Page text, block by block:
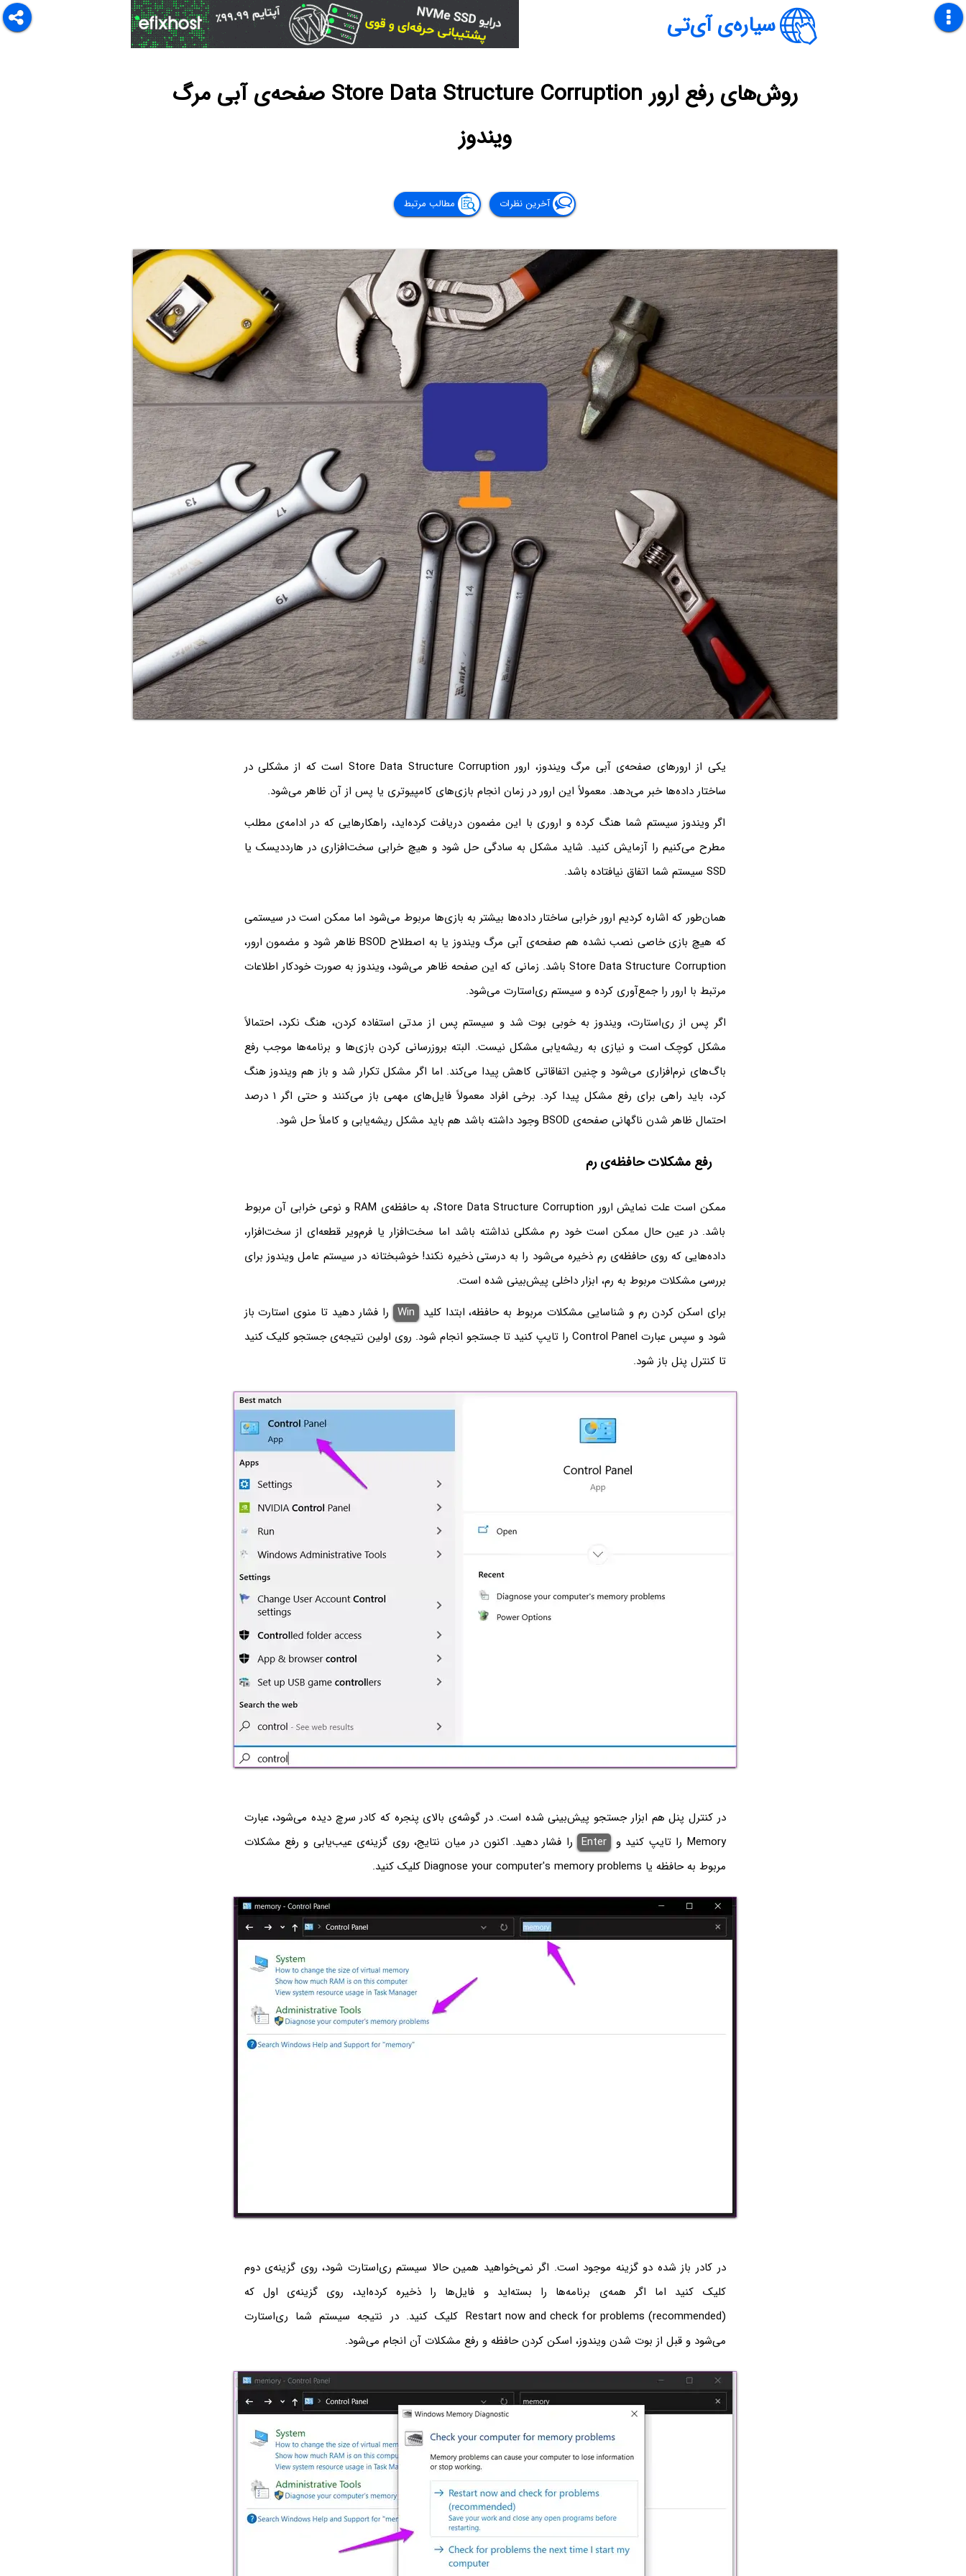
سیاره‌ی آی‌تی
روش‌های رفع ارور Store Data Struc­ture Cor­rup­tion صفحه‌ی آبی مرگ
ویندوز
آخرین نظرات مطالب مرتبط
یکی از ارورهای صفحه‌ی آبی مرگ ویندوز، ارور Store Data Structure Corruption است که از مشکلی در
ساختار داده‌ها خبر می‌دهد. معمولاً این ارور در زمان انجام بازی‌های کامپیوتری یا پس از آن ظاهر می‌شود.
اگر ویندوز سیستم شما هنگ کرده و اروری با این مضمون دریافت کرده‌اید، راهکارهایی که در ادامه‌ی مطلب
مطرح می‌کنیم را آزمایش کنید. شاید مشکل به سادگی حل شود و هیچ خرابی سخت‌افزاری در هارددیسک یا
SSD سیستم شما اتفاق نیافتاده باشد.
همان‌طور که اشاره کردیم ارور خرابی ساختار داده‌ها بیشتر به بازی‌ها مربوط می‌شود اما ممکن است در سیستمی
که هیچ بازی خاصی نصب نشده هم صفحه‌ی آبی مرگ ویندوز یا به اصطلاح BSOD ظاهر شود و مضمون ارور،
Store Data Structure Corruption باشد. زمانی که این صفحه ظاهر می‌شود، ویندوز به صورت خودکار اطلاعات
مرتبط با ارور را جمع‌آوری کرده و سیستم ری‌استارت می‌شود.
اگر پس از ری‌استارت، ویندوز به خوبی بوت شد و سیستم پس از مدتی استفاده کردن، هنگ نکرد، احتمالاً
مشکل کوچک است و نیازی به ریشه‌یابی مشکل نیست. البته بروزرسانی کردن بازی‌ها و برنامه‌ها موجب رفع
باگ‌های نرم‌افزاری می‌شود و چنین اتفاقاتی کاهش پیدا می‌کند. اما اگر مشکل تکرار شد و باز هم ویندوز هنگ
کرد، باید راهی برای رفع مشکل پیدا کرد. برخی افراد معمولاً فایل‌های مهمی باز می‌کنند و حتی اگر ۱ درصد
احتمال ظاهر شدن ناگهانی صفحه‌ی BSOD وجود داشته باشد هم باید مشکل ریشه‌یابی و کاملاً حل شود.
رفع مشکلات حافظه‌ی رم
ممکن است علت نمایش ارور Store Data Structure Corruption، به حافظه‌ی RAM و نوعی خرابی آن مربوط
باشد. در عین حال ممکن است خود رم مشکلی نداشته باشد اما سخت‌افزار یا فرم‌ویر قطعه‌ای از سخت‌افزار،
داده‌هایی که روی حافظه‌ی رم ذخیره می‌شود را به درستی ذخیره نکند! خوشبختانه در سیستم عامل ویندوز برای
بررسی مشکلات مربوط به رم، ابزار داخلی پیش‌بینی شده است.
برای اسکن کردن رم و شناسایی مشکلات مربوط به حافظه، ابتدا کلید Win را فشار دهید تا منوی استارت باز
شود و سپس عبارت Control Panel را تایپ کنید تا جستجو انجام شود. روی اولین نتیجه‌ی جستجو کلیک کنید
تا کنترل پنل باز شود.
در کنترل پنل هم ابزار جستجو پیش‌بینی شده است. در گوشه‌ی بالای پنجره که کادر سرچ دیده می‌شود، عبارت
Memory را تایپ کنید و
Enter را فشار دهید. اکنون در میان نتایج، روی گزینه‌ی عیب‌یابی و رفع مشکلات
مربوط به حافظه یا Diagnose your computer's memory problems کلیک کنید.
در کادر باز شده دو گزینه موجود است. اگر نمی‌خواهید همین حالا سیستم ری‌استارت شود، روی گزینه‌ی دوم
کلیک کنید اما اگر همه‌ی برنامه‌ها را بسته‌اید و فایل‌ها را ذخیره کرده‌اید، روی گزینه‌ی اول که
Restart now and check for problems (recommended) کلیک کنید. در نتیجه سیستم شما ری‌استارت
می‌شود و قبل از بوت شدن ویندوز، اسکن کردن حافظه و رفع مشکلات آن انجام می‌شود.